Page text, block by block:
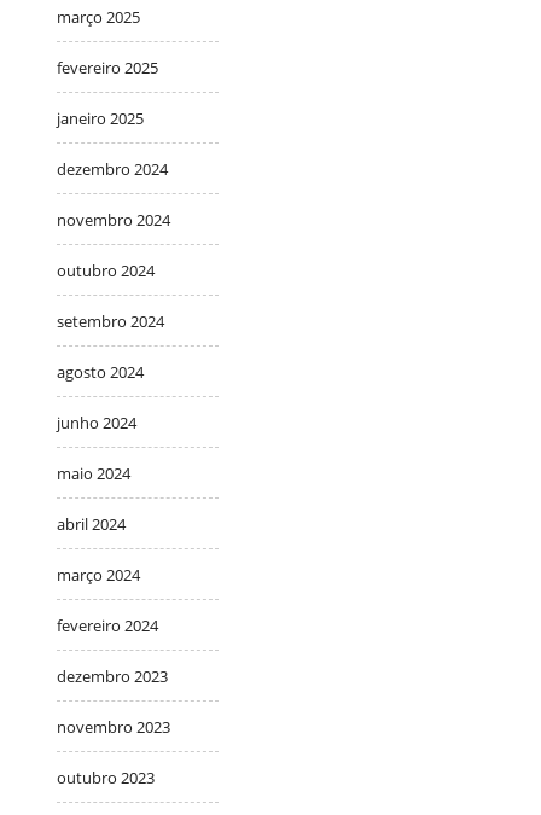
março 2025
fevereiro 2025
janeiro 2025
dezembro 2024
novembro 2024
outubro 2024
setembro 2024
agosto 2024
junho 2024
maio 2024
abril 2024
março 2024
fevereiro 2024
dezembro 2023
novembro 2023
outubro 2023